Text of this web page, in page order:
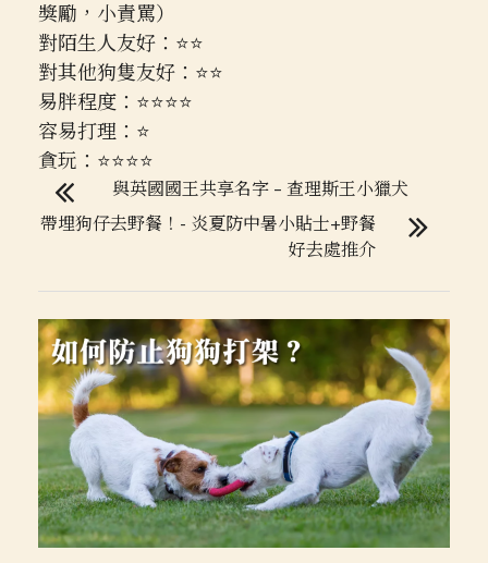
獎勵，小責罵）
對陌生人友好：⭐⭐
對其他狗隻友好：⭐⭐
易胖程度：⭐⭐⭐⭐
容易打理：⭐
貪玩：⭐⭐⭐⭐
與英國國王共享名字 – 查理斯王小獵犬
帶埋狗仔去野餐！- 炎夏防中暑小貼士+野餐
好去處推介